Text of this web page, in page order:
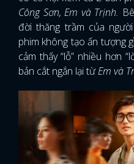
Công Sơn, Em và Trịnh.
đời thăng trầm của
phim không tạo ấn tượng
cảm thấy “lỗ” nhiều hơn
bản cắt ngắn lại từEm và